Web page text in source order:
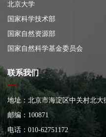
北京大学
国家科学技术部
国家自然资源部
国家自然科学基金委员会
联系我们
地址：北京市海淀区中关村北
大楼
邮编：100871
电话：010-62751172